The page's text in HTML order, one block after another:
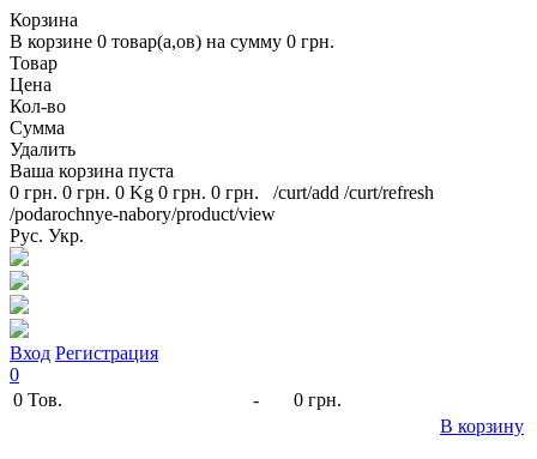
Корзина
В корзине 0 товар(а,ов) на сумму 0 грн.
Товар
Цена
Кол-во
Сумма
Удалить
Ваша корзина пуста
0 грн. 0 грн. 0 Kg 0 грн. 0 грн. /curt/add /curt/refresh
/podarochnye-nabory/product/view
Рус. Укр.
Вход Регистрация
0
0 Тов. -
0 грн.
В корзину